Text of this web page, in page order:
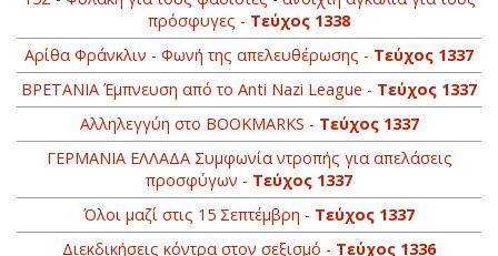
πρόσφυγες - Τεύχος 1338
Αρίθα Φράνκλιν - Φωνή της απελευθέρωσης - Τεύχος 1337
BΡETANIA Έμπνευση από το Anti Nazi League - Τεύχος 1337
Αλληλεγγύη στο ΒOOKMARKS - Τεύχος 1337
ΓΕΡΜΑΝΙΑ ΕΛΛΑΔΑ Συμφωνία ντροπής για απελάσεις
προσφύγων - Τεύχος 1337
Όλοι μαζί στις 15 Σεπτέμβρη - Τεύχος 1337
Διεκδικήσεις κόντρα στον σεξισμό - Τεύχος 1336